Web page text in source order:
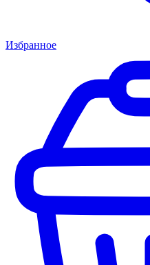
Избранное